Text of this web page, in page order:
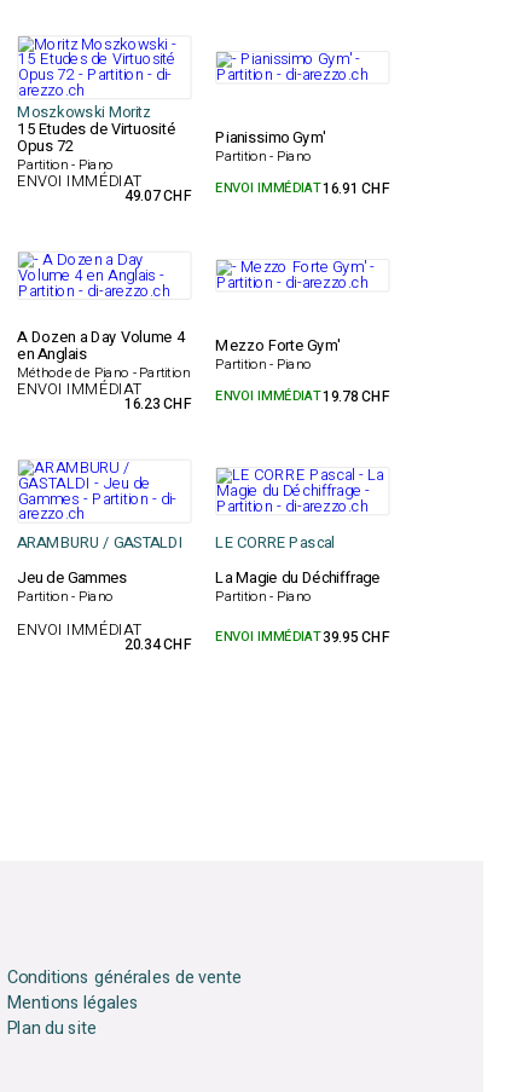
Moszkowski Moritz
15 Etudes de Virtuosité
Opus 72
Partition - Piano
Pianissimo Gym'
Partition - Piano
ENVOI IMMÉDIAT
49.07 CHF ENVOI IMMÉDIAT16.91 CHF
A Dozen a Day Volume 4
en Anglais
Méthode de Piano - Partition
Mezzo Forte Gym'
Partition - Piano
ENVOI IMMÉDIAT
16.23 CHF ENVOI IMMÉDIAT19.78 CHF
ARAMBURU / GASTALDI
LE CORRE Pascal
Jeu de Gammes
Partition - Piano
La Magie du Déchiffrage
Partition - Piano
ENVOI IMMÉDIAT
20.34 CHF ENVOI IMMÉDIAT39.95 CHF
Conditions générales de vente
Mentions légales
Plan du site